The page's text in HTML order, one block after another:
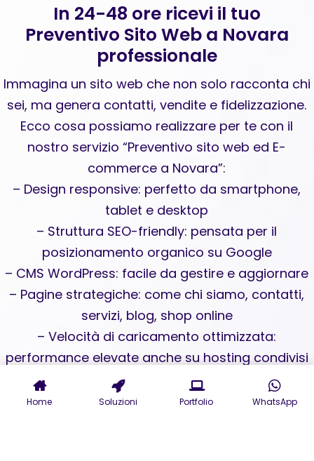
In 24-48 ore ricevi il tuo
Preventivo Sito Web a Novara
professionale
Immagina un sito web che non solo racconta chi
sei, ma genera contatti, vendite e fidelizzazione.
Ecco cosa possiamo realizzare per te con il
nostro servizio “Preventivo sito web ed E-
commerce a Novara”:
– Design responsive: perfetto da smartphone,
tablet e desktop
– Struttura SEO-friendly: pensata per il
posizionamento organico su Google
– CMS WordPress: facile da gestire e aggiornare
– Pagine strategiche: come chi siamo, contatti,
servizi, blog, shop online
– Velocità di caricamento ottimizzata:
performance elevate anche su hosting condivisi
– Consulenza UX/UI: per un’esperienza utente
coinvolgente
Home Soluzioni Portfolio WhatsApp